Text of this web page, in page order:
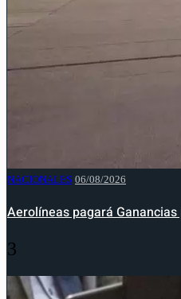
NACIONALES 06/08/2026
Aerolíneas pagará
3